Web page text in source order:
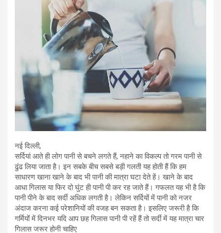
A
p
er b
o
o
k
gr
a
m
a
d
s
नई दिल्ली,
सर्दियां आते ही लोग पानी से बचने लगते हैं, नहाने का विकल्प तो गरम पानी से
ढुंढ लिया जाता है। इन सबके बीच सबसे बड़ी गलती यह होती हैं कि हम
साधारण खाना खाने के बाद भी पानी की मात्रा घटा देते हें। खाने के बाद
आधा गिलास या फिर दो घुंट ही पानी पी कर रह जाते हैं। गफलत यह भी है कि
पानी पीने के बाद सर्दी अधिक लगती है। लेकिन सर्दियों में पानी को नजर
अंदाज करना कई परेशानियों की वजह बन सकता है। इसलिए जरूरी है कि
गर्मियोंं में दिनभर यदि आप छह गिलास पानी पी रहें हैं तो सर्दी में यह मात्रा चार
गिलास जरूर होनी चाहिए